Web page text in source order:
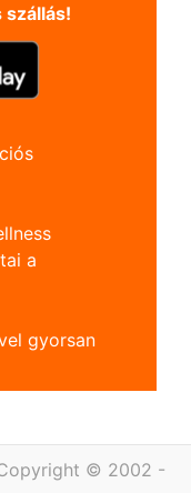
szállás!
a
gyorsan
© 2002 -